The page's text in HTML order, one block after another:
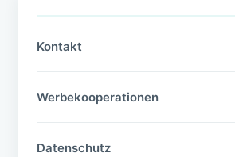
Kontakt
Werbekooperationen
Datenschutz